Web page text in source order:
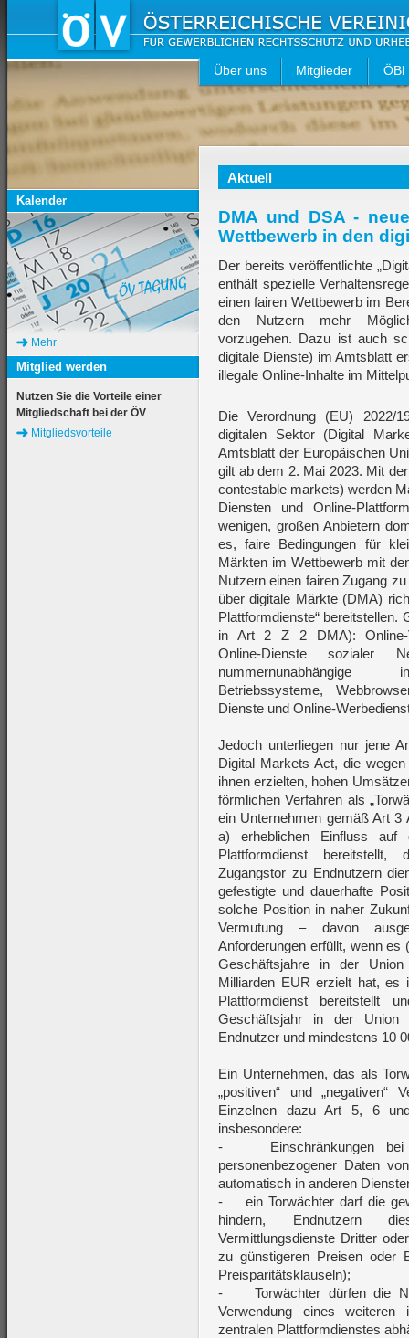
Über uns Mitglieder ÖBl
Aktuell
DMA und DSA -
Wettbewerb in den
Der bereits veröffentlichte
enthält spezielle
einen fairen Wettbewerb im
den Nutzern mehr
vorzugehen. Dazu ist auch
digitale Dienste) im Amtsblatt
illegale Online-Inhalte im
Die Verordnung (EU) 2022/
digitalen Sektor (Digital
Amtsblatt der Europäischen
gilt ab dem 2. Mai 2023. Mit
contestable markets) werden
Diensten und Online-
wenigen, großen Anbietern
es, faire Bedingungen für
Märkten im Wettbewerb mit
Nutzern einen fairen Zugang
über digitale Märkte (DMA)
Plattformdienste“ bereitstellen.
in Art 2 Z 2 DMA): Online-
Online-Dienste sozialer
nummernunabhängige
Betriebssysteme,
Dienste und Online-
Jedoch unterliegen nur jene
Digital Markets Act, die
ihnen erzielten, hohen
förmlichen Verfahren als
ein Unternehmen gemäß Art
a) erheblichen Einfluss auf
Plattformdienst
Zugangstor zu Endnutzern
gefestigte und dauerhafte
solche Position in naher
Vermutung – davon
Anforderungen erfüllt, wenn es
Geschäftsjahre in der
Milliarden EUR erzielt hat, es
Plattformdienst bereitstellt
Geschäftsjahr in der Union
Endnutzer und mindestens 10
Ein Unternehmen, das als
„positiven“ und „negativen“
Einzelnen dazu Art 5, 6
insbesondere:
- Einschränkungen bei
personenbezogener Daten
automatisch in anderen
- ein Torwächter darf die
hindern, Endnutzern
Vermittlungsdienste Dritter
zu günstigeren Preisen oder
Preisparitätsklauseln);
- Torwächter dürfen die
Verwendung eines weiteren
zentralen Plattformdienstes
Kalender
Mehr
Mitglied werden
Nutzen Sie die Vorteile einer
Mitgliedschaft bei der ÖV
Mitgliedsvorteile